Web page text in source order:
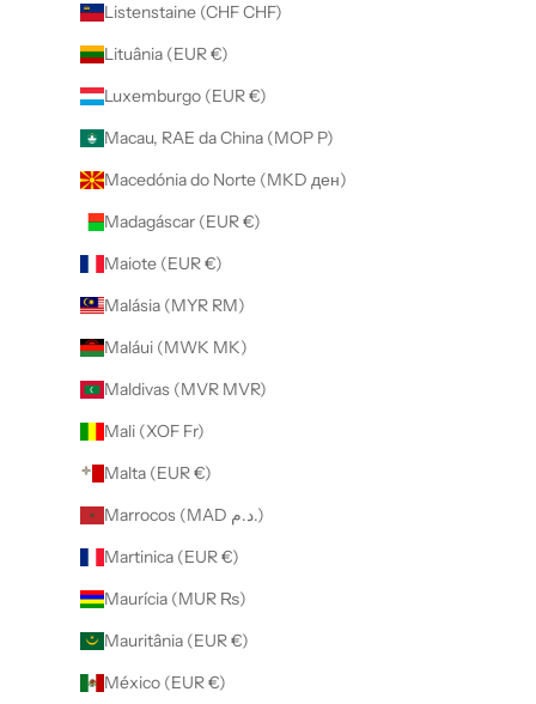
Listenstaine (CHF CHF)
Lituânia (EUR €)
Luxemburgo (EUR €)
Macau, RAE da China (MOP P)
Macedónia do Norte (MKD ден)
Madagáscar (EUR €)
Maiote (EUR €)
Malásia (MYR RM)
Maláui (MWK MK)
Maldivas (MVR MVR)
Mali (XOF Fr)
Malta (EUR €)
Marrocos (MAD د.م.)
Martinica (EUR €)
Maurícia (MUR ₨)
Mauritânia (EUR €)
México (EUR €)